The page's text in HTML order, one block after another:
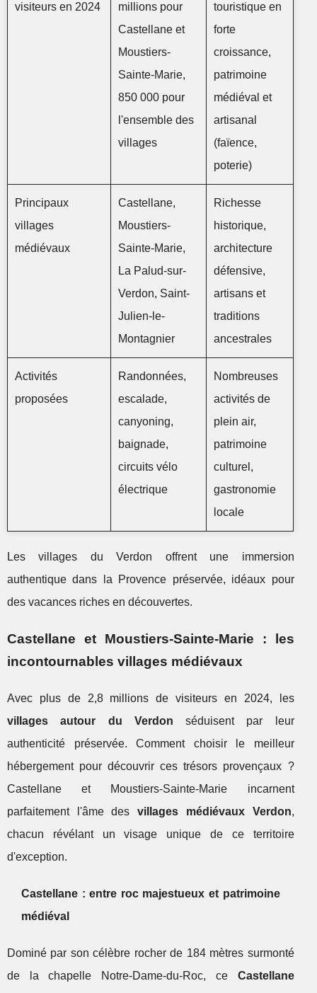
visiteurs en 2024
millions pour
Castellane et
Moustiers-
Sainte-Marie,
850 000 pour
l'ensemble des
villages
touristique en
forte
croissance,
patrimoine
médiéval et
artisanal
(faïence,
poterie)
Principaux
villages
médiévaux
Castellane,
Moustiers-
Sainte-Marie,
La Palud-sur-
Verdon, Saint-
Julien-le-
Montagnier
Richesse
historique,
architecture
défensive,
artisans et
traditions
ancestrales
Activités
proposées
Randonnées,
escalade,
canyoning,
baignade,
circuits vélo
électrique
Nombreuses
activités de
plein air,
patrimoine
culturel,
gastronomie
locale
Les villages du Verdon offrent une immersion
authentique dans la Provence préservée, idéaux pour
des vacances riches en découvertes.
Castellane et Moustiers-Sainte-Marie : les
incontournables villages médiévaux
Avec plus de 2,8 millions de visiteurs en 2024, les
villages autour du Verdon séduisent par leur
authenticité préservée. Comment choisir le meilleur
hébergement pour découvrir ces trésors provençaux ?
Castellane et Moustiers-Sainte-Marie incarnent
parfaitement l'âme desvillages médiévaux Verdon,
chacun révélant un visage unique de ce territoire
d'exception.
Castellane : entre roc majestueux et patrimoine
médiéval
Dominé par son célèbre rocher de 184 mètres surmonté
de la chapelle Notre-Dame-du-Roc, ce Castellane